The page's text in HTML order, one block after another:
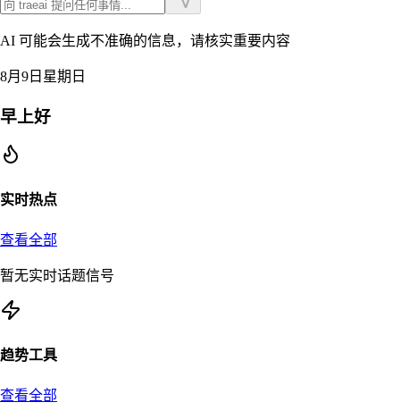
AI 可能会生成不准确的信息，请核实重要内容
8月9日星期日
早上好
实时热点
查看全部
暂无实时话题信号
趋势工具
查看全部